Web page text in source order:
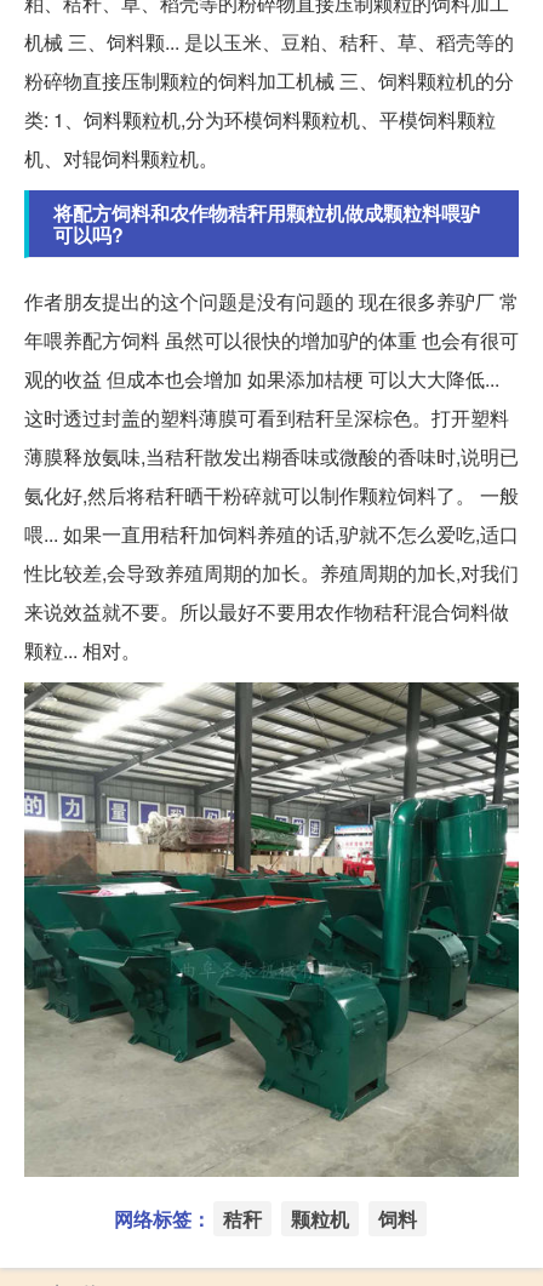
机械 三、饲料颗... 是以玉米、豆粕、秸秆、草、稻壳等的
粉碎物直接压制颗粒的饲料加工机械 三、饲料颗粒机的分
类: 1、饲料颗粒机,分为环模饲料颗粒机、平模饲料颗粒
机、对辊饲料颗粒机。
将配方饲料和农作物秸秆用颗粒机做成颗粒料喂驴
可以吗?
作者朋友提出的这个问题是没有问题的 现在很多养驴厂 常
年喂养配方饲料 虽然可以很快的增加驴的体重 也会有很可
观的收益 但成本也会增加 如果添加桔梗 可以大大降低...
这时透过封盖的塑料薄膜可看到秸秆呈深棕色。打开塑料
薄膜释放氨味,当秸秆散发出糊香味或微酸的香味时,说明已
氨化好,然后将秸秆晒干粉碎就可以制作颗粒饲料了。 一般
喂... 如果一直用秸秆加饲料养殖的话,驴就不怎么爱吃,适口
性比较差,会导致养殖周期的加长。养殖周期的加长,对我们
来说效益就不要。所以最好不要用农作物秸秆混合饲料做
颗粒... 相对。
网络标签： 秸秆 颗粒机 饲料